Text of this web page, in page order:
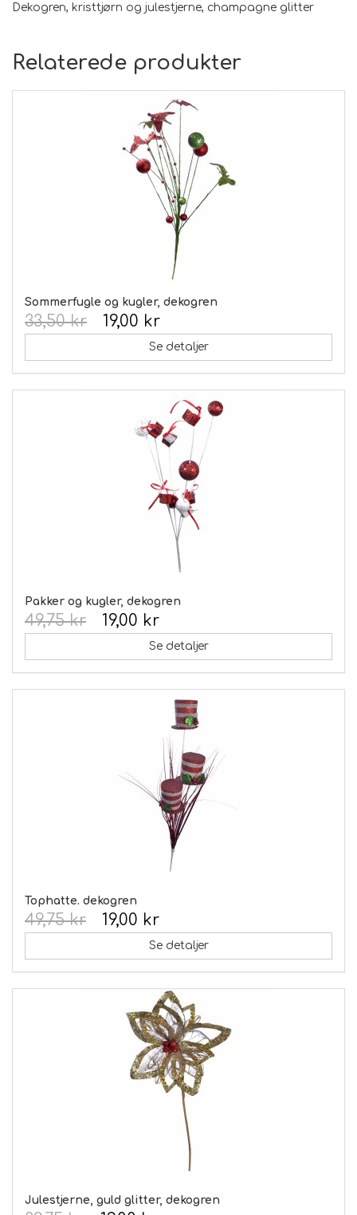
Dekogren, kristtjørn og julestjerne, champagne glitter
Relaterede produkter
Sommerfugle og kugler, dekogren
19,00 kr
33,50 kr
Se detaljer
Pakker og kugler, dekogren
19,00 kr
49,75 kr
Se detaljer
Tophatte. dekogren
19,00 kr
49,75 kr
Se detaljer
Julestjerne, guld glitter, dekogren